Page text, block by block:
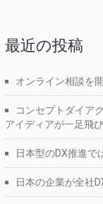
最近の投稿
オンライン相談を
コンセプトダイア
アイディアが一足飛
日本型のDX推進で
日本の企業が全社